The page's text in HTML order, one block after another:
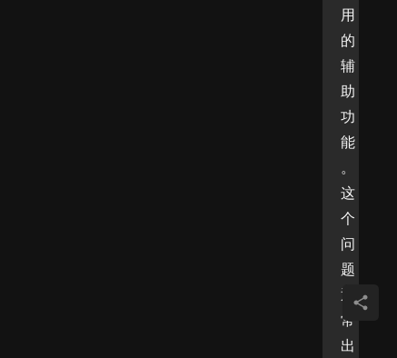
用
的
辅
助
功
能
。
这
个
问
题
通
常
出